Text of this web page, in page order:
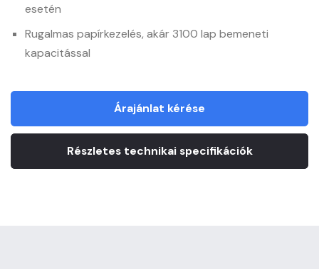
esetén
Rugalmas papírkezelés, akár 3100 lap bemeneti
kapacitással
Árajánlat kérése
Részletes technikai specifikációk